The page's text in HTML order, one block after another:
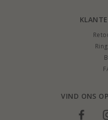
VIND ONS